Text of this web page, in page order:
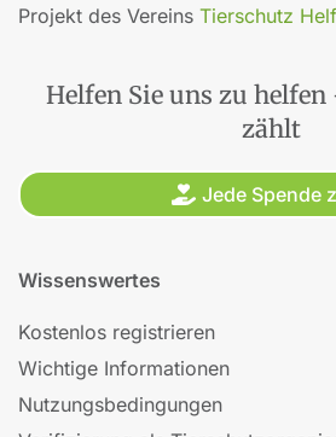
Projekt des Vereins Tierschutz
Helfen Sie uns zu helfen
zählt
Jede Spende
Wissenswertes
Kostenlos registrieren
Wichtige Informationen
Nutzungsbedingungen